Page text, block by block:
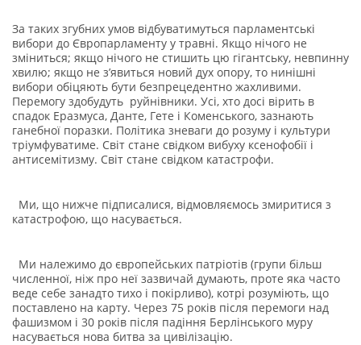
За таких згубних умов відбуватимуться парламентські
вибори до Європарламенту у травні. Якщо нічого не
зміниться; якщо нічого не стишить цю гігантську, невпинну
хвилю; якщо не з’явиться новий дух опору, то нинішні
вибори обіцяють бути безпрецедентно жахливими.
Перемогу здобудуть руйнівники. Усі, хто досі вірить в
спадок Еразмуса, Данте, Гете і Коменського, зазнають
ганебної поразки. Політика зневаги до розуму і культури
тріумфуватиме. Світ стане свідком вибуху ксенофобії і
антисемітизму. Світ стане свідком катастрофи.
Ми, що нижче підписалися, відмовляємось змиритися з
катастрофою, що насувається.
Ми належимо до європейських патріотів (групи більш
численної, ніж про неї зазвичай думають, проте яка часто
веде себе занадто тихо і покірливо), котрі розуміють, що
поставлено на карту. Через 75 років після перемоги над
фашизмом і 30 років після падіння Берлінського муру
насувається нова битва за цивілізацію.